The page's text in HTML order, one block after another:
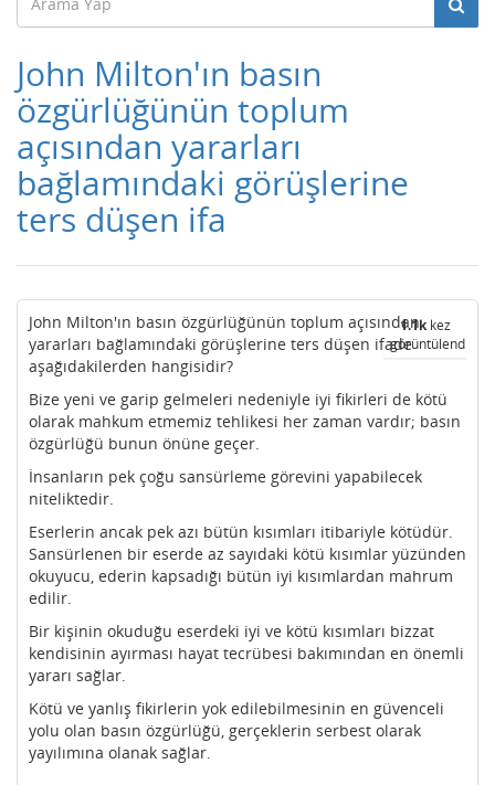
John Milton'ın basın
özgürlüğünün toplum
açısından yararları
bağlamındaki görüşlerine
ters düşen ifa
1.1kkez
görüntülendi
John Milton'ın basın özgürlüğünün toplum açısından
yararları bağlamındaki görüşlerine ters düşen ifade
aşağıdakilerden hangisidir?
Bize yeni ve garip gelmeleri nedeniyle iyi fikirleri de kötü
olarak mahkum etmemiz tehlikesi her zaman vardır; basın
özgürlüğü bunun önüne geçer.
İnsanların pek çoğu sansürleme görevini yapabilecek
niteliktedir.
Eserlerin ancak pek azı bütün kısımları itibariyle kötüdür.
Sansürlenen bir eserde az sayıdaki kötü kısımlar yüzünden
okuyucu, ederin kapsadığı bütün iyi kısımlardan mahrum
edilir.
Bir kişinin okuduğu eserdeki iyi ve kötü kısımları bizzat
kendisinin ayırması hayat tecrübesi bakımından en önemli
yararı sağlar.
Kötü ve yanlış fikirlerin yok edilebilmesinin en güvenceli
yolu olan basın özgürlüğü, gerçeklerin serbest olarak
yayılımına olanak sağlar.